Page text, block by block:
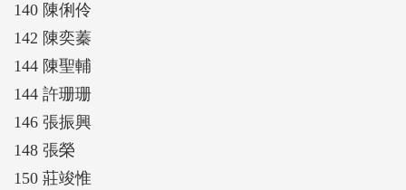
140 陳俐伶
142 陳奕蓁
144 陳聖輔
144 許珊珊
146 張振興
148 張榮
150 莊竣惟